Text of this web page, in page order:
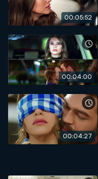
00:05:52
00:04:00
00:04:27